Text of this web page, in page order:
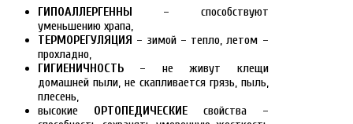
ГИПОАЛЛЕРГЕННЫ – способствуют
уменьшению храпа,
ТЕРМОРЕГУЛЯЦИЯ – зимой – тепло, летом –
прохладно,
ГИГИЕНИЧНОСТЬ – не живут клещи
домашней пыли, не скапливается грязь, пыль,
плесень,
высокие ОРТОПЕДИЧЕСКИЕсвойства –